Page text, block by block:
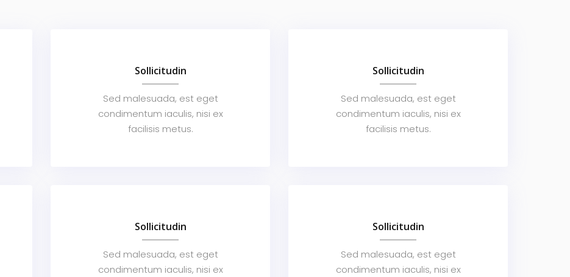
Sollicitudin
Sed malesuada, est eget
condimentum iaculis, nisi ex
facilisis metus.
Sollicitudin
Sed malesuada, est eget
condimentum iaculis, nisi ex
facilisis metus.
Sollicitudin
Sed malesuada, est eget
condimentum iaculis, nisi ex
Sollicitudin
Sed malesuada, est eget
condimentum iaculis, nisi ex